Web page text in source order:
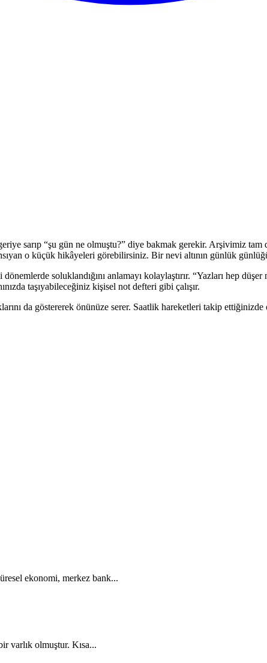
sarıp “şu gün ne olmuştu?” diye bakmak gerekir. Arşivimiz
o küçük hikâyeleri görebilirsiniz. Bir nevi altının günlük
soluklandığını anlamayı kolaylaştırır. “Yazları hep
taşıyabileceğiniz kişisel not defteri gibi çalışır.
da göstererek önünüze serer. Saatlik hareketleri takip
ekonomi, merkez bank...
varlık olmuştur. Kısa...